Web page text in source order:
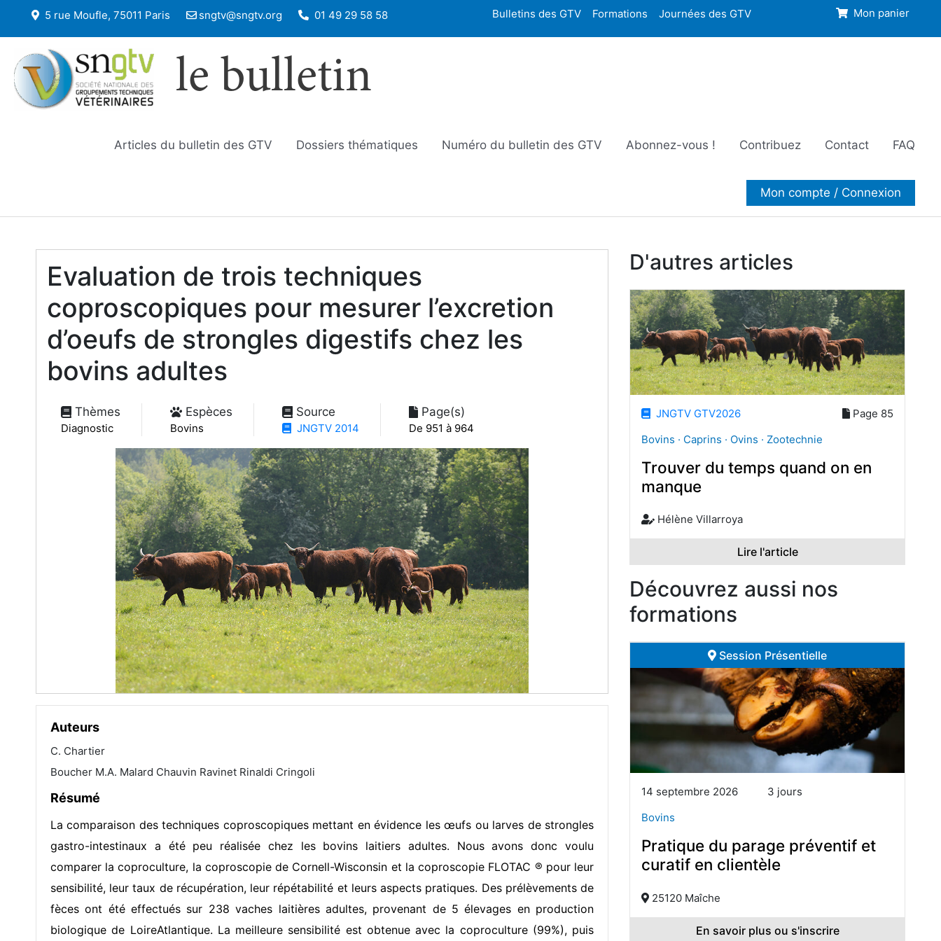
5 rue Moufle, 75011 Paris sngtv@sngtv.org 01 49 29 58 58 Bulletins des GTV Formations Journées des GTV Mon panier
le bulletin
Articles du bulletin des GTV Dossiers thématiques Numéro du bulletin des GTV Abonnez-vous ! Contribuez Contact FAQ
Mon compte / Connexion
Evaluation de trois techniques
coproscopiques pour mesurer l’excretion
d’oeufs de strongles digestifs chez les
bovins adultes
Thèmes
Diagnostic
Espèces
Bovins
Source
JNGTV 2014
Page(s)
De 951 à 964
Auteurs
C. Chartier
Boucher M.A. Malard Chauvin Ravinet Rinaldi Cringoli
Résumé
La comparaison des techniques coproscopiques mettant en évidence les œufs ou larves de strongles
gastro-intestinaux a été peu réalisée chez les bovins laitiers adultes. Nous avons donc voulu
comparer la coproculture, la coproscopie de Cornell-Wisconsin et la coproscopie FLOTAC ® pour leur
sensibilité, leur taux de récupération, leur répétabilité et leurs aspects pratiques. Des prélèvements de
fèces ont été effectués sur 238 vaches laitières adultes, provenant de 5 élevages en production
biologique de LoireAtlantique. La meilleure sensibilité est obtenue avec la coproculture (99%), puis
D'autres articles
JNGTV GTV2026
Page 85
Bovins · Caprins · Ovins · Zootechnie
Trouver du temps quand on en
manque
Hélène Villarroya
Lire l'article
Découvrez aussi nos
formations
Session Présentielle
14 septembre 2026
3 jours
Bovins
Pratique du parage préventif et
curatif en clientèle
25120 Maîche
En savoir plus ou s'inscrire